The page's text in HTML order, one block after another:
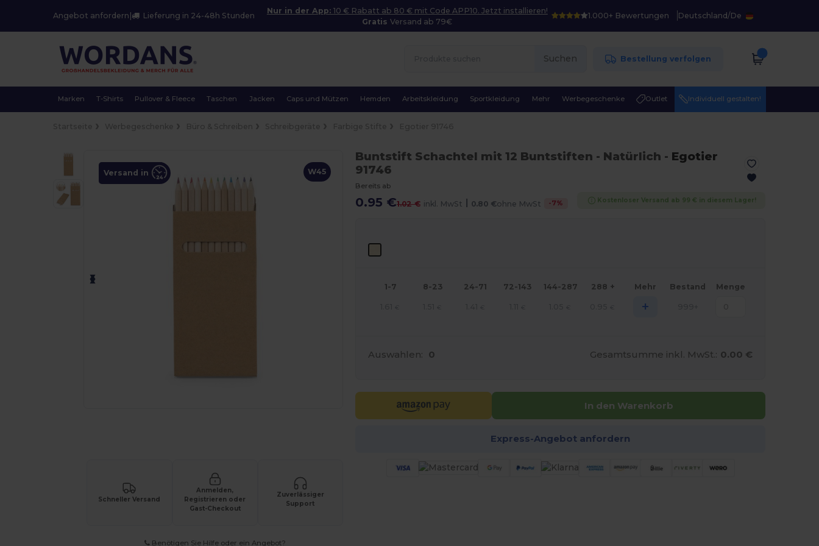
Angebot anfordern Lieferung in 24-48h Stunden
Nur in der App: 10 € Rabatt ab 80 € mit Code APP10. Jetzt installieren!
GratisVersand ab 79€
1.000+ Bewertungen Deutschland/De
Suchen Bestellung verfolgen
Marken T-Shirts Pullover & Fleece Taschen Jacken Caps und Mützen Hemden Arbeitskleidung Sportkleidung Mehr Werbegeschenke Outlet Individuell gestalten!
W45
Versand in
Schneller Versand
Anmelden,
Registrieren oder
Gast-Checkout
Zuverlässiger
Support
Benötigen Sie Hilfe oder ein Angebot?
Buntstift Schachtel mit 12 Buntstiften - Natürlich - Egotier
91746
Bereits ab
0.95 €1.02 € inkl. MwSt | 0.80 €ohne MwSt -7% Kostenloser Versand ab 99 € in diesem Lager!
1-7 8-23 24-71 72-143 144-287 288 + Mehr Bestand Menge
+
Auswahlen: 0 Gesamtsumme inkl. MwSt.: 0.00 €
In den Warenkorb
Express-Angebot anfordern